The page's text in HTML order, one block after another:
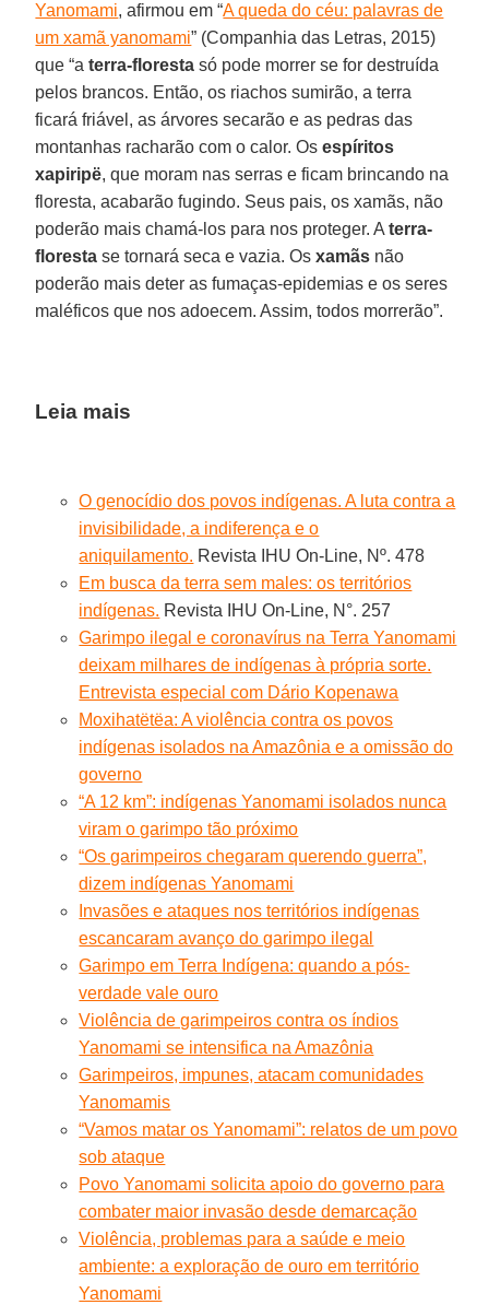
Yanomami, afirmou em “A queda do céu: palavras de
um xamã yanomami” (Companhia das Letras, 2015)
que “aterra-floresta só pode morrer se for destruída
pelos brancos. Então, os riachos sumirão, a terra
ficará friável, as árvores secarão e as pedras das
montanhas racharão com o calor. Osespíritos
xapiripë, que moram nas serras e ficam brincando na
floresta, acabarão fugindo. Seus pais, os xamãs, não
poderão mais chamá-los para nos proteger. Aterra-
floresta se tornará seca e vazia. Osxamãs não
poderão mais deter as fumaças-epidemias e os seres
maléficos que nos adoecem. Assim, todos morrerão”.
Leia mais
O genocídio dos povos indígenas. A luta contra a
invisibilidade, a indiferença e o
aniquilamento. Revista IHU On-Line, Nº. 478
Em busca da terra sem males: os territórios
indígenas. Revista IHU On-Line, N°. 257
Garimpo ilegal e coronavírus na Terra Yanomami
deixam milhares de indígenas à própria sorte.
Entrevista especial com Dário Kopenawa
Moxihatëtëa: A violência contra os povos
indígenas isolados na Amazônia e a omissão do
governo
“A 12 km”: indígenas Yanomami isolados nunca
viram o garimpo tão próximo
“Os garimpeiros chegaram querendo guerra”,
dizem indígenas Yanomami
Invasões e ataques nos territórios indígenas
escancaram avanço do garimpo ilegal
Garimpo em Terra Indígena: quando a pós-
verdade vale ouro
Violência de garimpeiros contra os índios
Yanomami se intensifica na Amazônia
Garimpeiros, impunes, atacam comunidades
Yanomamis
“Vamos matar os Yanomami”: relatos de um povo
sob ataque
Povo Yanomami solicita apoio do governo para
combater maior invasão desde demarcação
Violência, problemas para a saúde e meio
ambiente: a exploração de ouro em território
Yanomami